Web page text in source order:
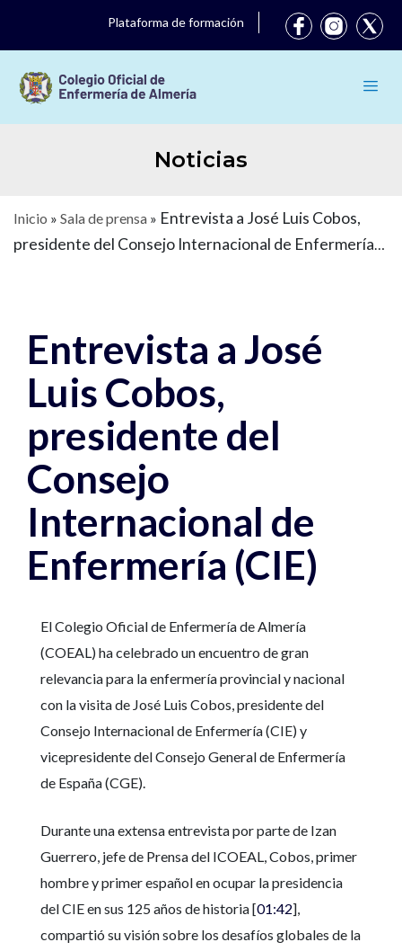
Plataforma de formación
Noticias
Inicio » Sala de prensa » Entrevista a José Luis Cobos,
presidente del Consejo Internacional de Enfermería
Entrevista a José
Luis Cobos,
presidente del
Consejo
Internacional de
Enfermería (CIE)
El Colegio Oficial de Enfermería de Almería
(COEAL) ha celebrado un encuentro de gran
relevancia para la enfermería provincial y nacional
con la visita de José Luis Cobos, presidente del
Consejo Internacional de Enfermería (CIE) y
vicepresidente del Consejo General de Enfermería
de España (CGE).
Durante una extensa entrevista por parte de Izan
Guerrero, jefe de Prensa del ICOEAL, Cobos, primer
hombre y primer español en ocupar la presidencia
del CIE en sus 125 años de historia [01:42],
compartió su visión sobre los desafíos globales de la